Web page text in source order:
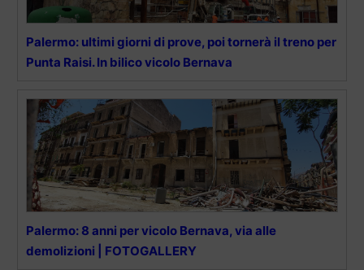
Palermo: ultimi giorni di prove, poi tornerà il treno per
Punta Raisi. In bilico vicolo Bernava
Palermo: 8 anni per vicolo Bernava, via alle
demolizioni | FOTOGALLERY